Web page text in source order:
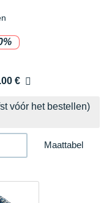
€
vóór het bestellen)
Maattabel